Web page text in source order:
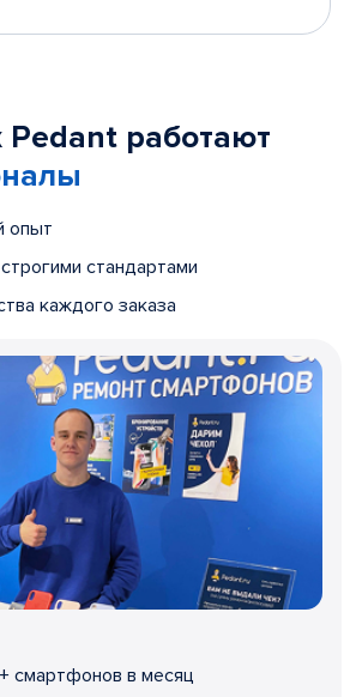
Pedant работают
опыт
стандартами
каждого заказа
смартфонов в месяц